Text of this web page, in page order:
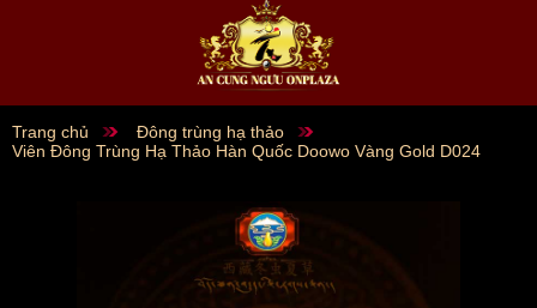
Trang chủ
Đông trùng hạ thảo
Viên Đông Trùng Hạ Thảo Hàn Quốc Doowo Vàng Gold D024